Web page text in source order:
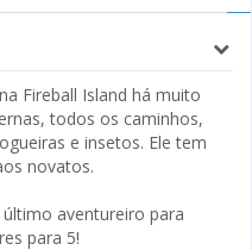
Fireball Island há muito
todos os caminhos,
e insetos. Ele tem
novatos.
aventureiro para
para 5!